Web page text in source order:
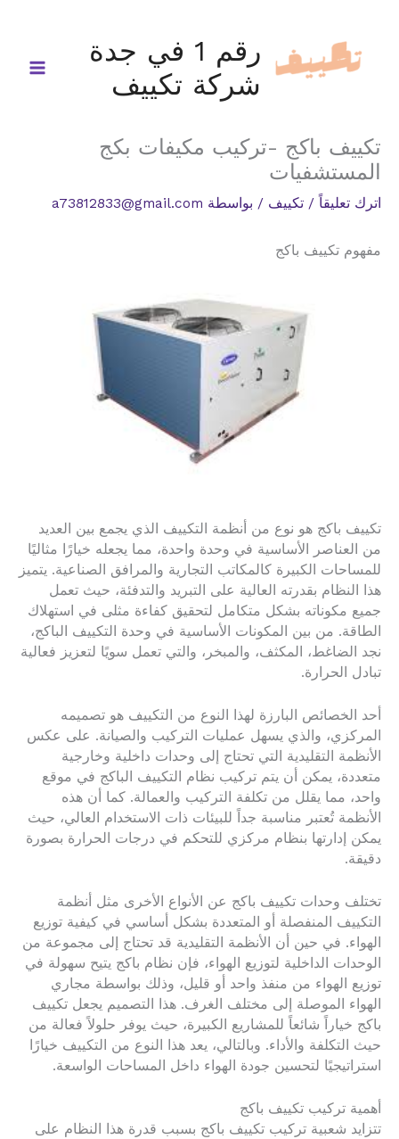
المحتوى
رقم 1 في جدة
شركة تكييف
تكييف باكج -تركيب مكيفات بكج
المستشفيات
اترك تعليقاً / تكييف / بواسطة a73812833@gmail.com
مفهوم تكييف باكج
تكييف باكج هو نوع من أنظمة التكييف الذي يجمع بين العديد
من العناصر الأساسية في وحدة واحدة، مما يجعله خيارًا مثاليًا
للمساحات الكبيرة كالمكاتب التجارية والمرافق الصناعية. يتميز
هذا النظام بقدرته العالية على التبريد والتدفئة، حيث تعمل
جميع مكوناته بشكل متكامل لتحقيق كفاءة مثلى في استهلاك
الطاقة. من بين المكونات الأساسية في وحدة التكييف الباكج،
نجد الضاغط، المكثف، والمبخر، والتي تعمل سويًا لتعزيز فعالية
تبادل الحرارة.
أحد الخصائص البارزة لهذا النوع من التكييف هو تصميمه
المركزي، والذي يسهل عمليات التركيب والصيانة. على عكس
الأنظمة التقليدية التي تحتاج إلى وحدات داخلية وخارجية
متعددة، يمكن أن يتم تركيب نظام التكييف الباكج في موقع
واحد، مما يقلل من تكلفة التركيب والعمالة. كما أن هذه
الأنظمة تُعتبر مناسبة جداً للبيئات ذات الاستخدام العالي، حيث
يمكن إدارتها بنظام مركزي للتحكم في درجات الحرارة بصورة
دقيقة.
تختلف وحدات تكييف باكج عن الأنواع الأخرى مثل أنظمة
التكييف المنفصلة أو المتعددة بشكل أساسي في كيفية توزيع
الهواء. في حين أن الأنظمة التقليدية قد تحتاج إلى مجموعة من
الوحدات الداخلية لتوزيع الهواء، فإن نظام باكج يتيح سهولة في
توزيع الهواء من منفذ واحد أو قليل، وذلك بواسطة مجاري
الهواء الموصلة إلى مختلف الغرف. هذا التصميم يجعل تكييف
باكج خياراً شائعاً للمشاريع الكبيرة، حيث يوفر حلولاً فعالة من
حيث التكلفة والأداء. وبالتالي، يعد هذا النوع من التكييف خيارًا
استراتيجيًا لتحسين جودة الهواء داخل المساحات الواسعة.
أهمية تركيب تكييف باكج
تتزايد شعبية تركيب تكييف باكج بسبب قدرة هذا النظام على